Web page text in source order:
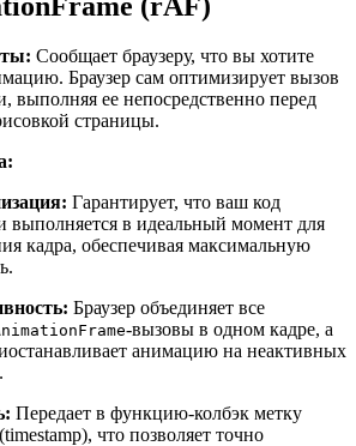
Сообщает браузеру, что вы хотите
Браузер сам оптимизирует вызов
выполняя ее непосредственно перед
страницы.
Гарантирует, что ваш код
выполняется в идеальный момент для
кадра, обеспечивая максимальную
Браузер объединяет все
-вызовы в одном кадре, а
анимацию на неактивных
Передает в функцию-колбэк метку
что позволяет точно